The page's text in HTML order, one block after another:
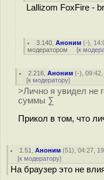
Lallizom FoxFire -
3.140 ,Аноним (-),
модератором [к
2.216 ,Аноним (-),
[к модератору]
>Лично я увидел не
суммы ∑
Прикол в том, что
1.51 ,Аноним (51), 04:27,
[к модератору]
На браузер это не